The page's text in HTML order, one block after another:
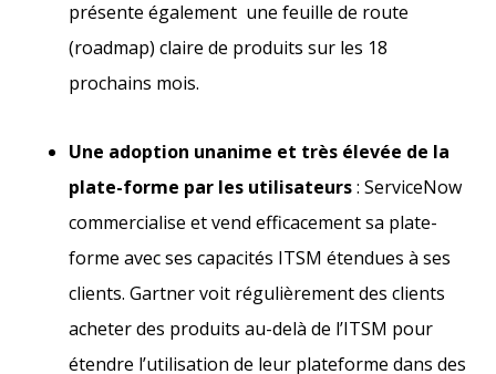
présente également une feuille de route
(roadmap) claire de produits sur les 18
prochains mois.
Une adoption unanime et très élevée de la
plate-forme par les utilisateurs: ServiceNow
commercialise et vend efficacement sa plate-
forme avec ses capacités ITSM étendues à ses
clients. Gartner voit régulièrement des clients
acheter des produits au-delà de l’ITSM pour
étendre l’utilisation de leur plateforme dans des